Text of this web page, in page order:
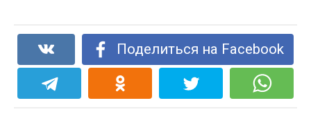
Поделиться на Facebook